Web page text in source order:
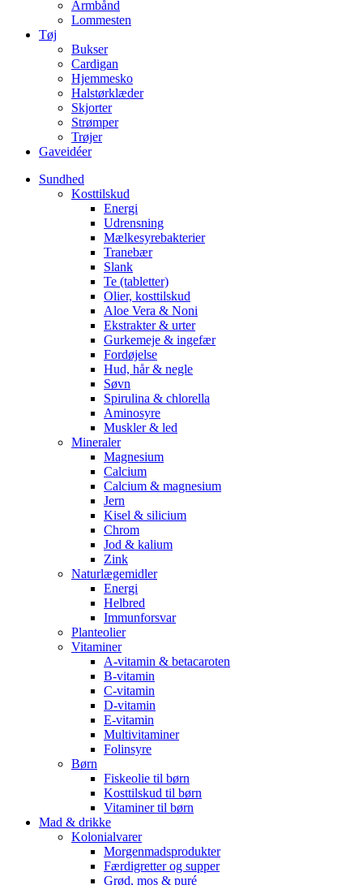
Armbånd
Lommesten
Tøj
Bukser
Cardigan
Hjemmesko
Halstørklæder
Skjorter
Strømper
Trøjer
Gaveidéer
Sundhed
Kosttilskud
Energi
Udrensning
Mælkesyrebakterier
Tranebær
Slank
Te (tabletter)
Olier, kosttilskud
Aloe Vera & Noni
Ekstrakter & urter
Gurkemeje & ingefær
Fordøjelse
Hud, hår & negle
Søvn
Spirulina & chlorella
Aminosyre
Muskler & led
Mineraler
Magnesium
Calcium
Calcium & magnesium
Jern
Kisel & silicium
Chrom
Jod & kalium
Zink
Naturlægemidler
Energi
Helbred
Immunforsvar
Planteolier
Vitaminer
A-vitamin & betacaroten
B-vitamin
C-vitamin
D-vitamin
E-vitamin
Multivitaminer
Folinsyre
Børn
Fiskeolie til børn
Kosttilskud til børn
Vitaminer til børn
Mad & drikke
Kolonialvarer
Morgenmadsprodukter
Færdigretter og supper
Grød, mos & puré